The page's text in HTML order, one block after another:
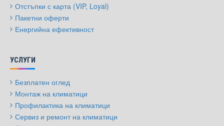
Отстъпки с карта (VIP, Loyal)
Пакетни оферти
Енергийна ефективност
УСЛУГИ
Безплатен оглед
Монтаж на климатици
Профилактика на климатици
Сервиз и ремонт на климатици